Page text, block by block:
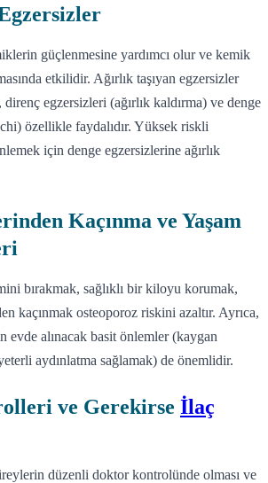
güçlenmesine yardımcı olur ve kemik
etkilidir. Ağırlık taşıyan egzersizler
egzersizleri (ağırlık kaldırma) ve denge
özellikle faydalıdır. Yüksek riskli
için denge egzersizlerine ağırlık
Kaçınma ve Yaşam
bırakmak, sağlıklı bir kiloyu korumak,
kaçınmak osteoporoz riskini azaltır. Ayrıca,
evde alınacak basit önlemler (kaygan
aydınlatma sağlamak) de önemlidir.
ve Gerekirse İlaç
düzenli doktor kontrolünde olması ve